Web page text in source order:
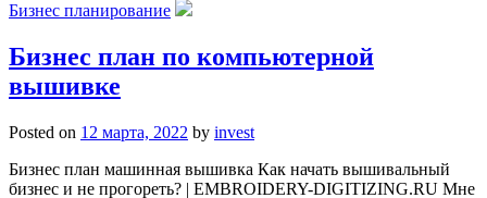
Бизнес планирование
Бизнес план по компьютерной
вышивке
Posted on 12 марта, 2022 by invest
Бизнес план машинная вышивка Как начать вышивальный
бизнес и не прогореть? | EMBROIDERY-DIGITIZING.RU Мне